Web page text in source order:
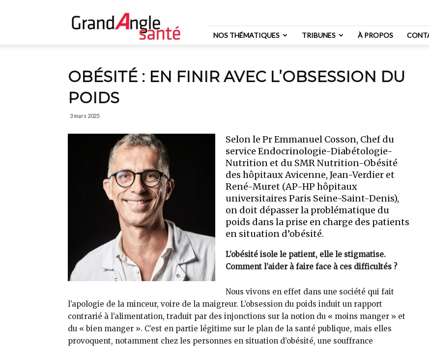
Angle
Santé
NOS THÉMATIQUES
TRIBUNES À PROPOS
OBÉSITÉ : EN FINIR AVEC L’OBSESSION DU
POIDS
3 mars 2025
Selon le Pr Emmanuel Cosson, Chef du
service Endocrinologie-Diabétologie-
Nutrition et du SMR Nutrition-Obésité
des hôpitaux Avicenne, Jean-Verdier et
René-Muret (AP-HP hôpitaux
universitaires Paris Seine-Saint-Denis),
on doit dépasser la problématique du
poids dans la prise en charge des patients
en situation d’obésité.
L’obésité isole le patient, elle le stigmatise.
Comment l’aider à faire face à ces difficultés ?
Nous vivons en effet dans une société qui fait
l’apologie de la minceur, voire de la maigreur. L’obsession du poids induit un rapport
contrarié à l’alimentation, traduit par des injonctions sur la notion du « moins manger » et
du « bien manger ». C’est en partie légitime sur le plan de la santé publique, mais elles
provoquent, notamment chez les personnes en situation d’obésité, une souffrance